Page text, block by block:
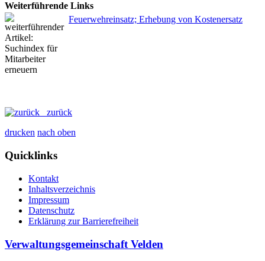
Weiterführende Links
Feuerwehreinsatz; Erhebung von Kostenersatz
zurück
drucken nach oben
Quicklinks
Kontakt
Inhaltsverzeichnis
Impressum
Datenschutz
Erklärung zur Barrierefreiheit
Verwaltungsgemeinschaft Velden